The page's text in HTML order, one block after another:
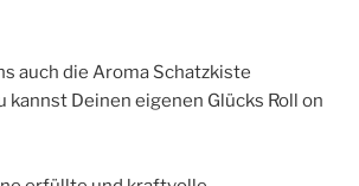
auch die Aroma Schatzkiste
kannst Deinen eigenen Glücks Roll on